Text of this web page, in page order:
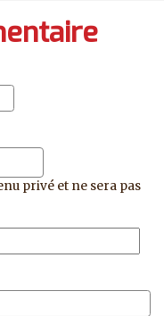
privé et ne sera pas